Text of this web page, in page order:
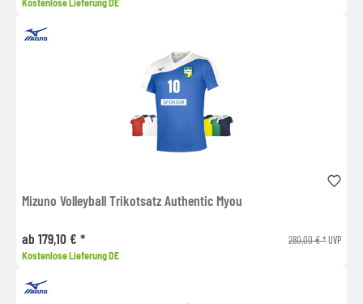
Mizuno Volleyball Trikotsatz Authentic Myou
ab 179,10 € * 280,00 € *UVP
Kostenlose Lieferung DE